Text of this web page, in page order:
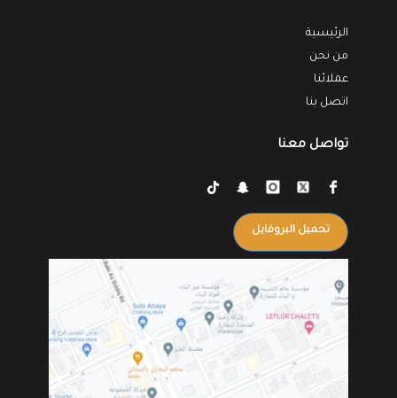
الرئيسية
من نحن
عملائنا
اتصل بنا
تواصل معنا
تحميل البروفايل